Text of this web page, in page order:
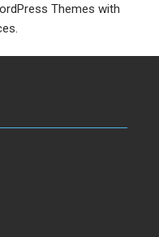
Themes with